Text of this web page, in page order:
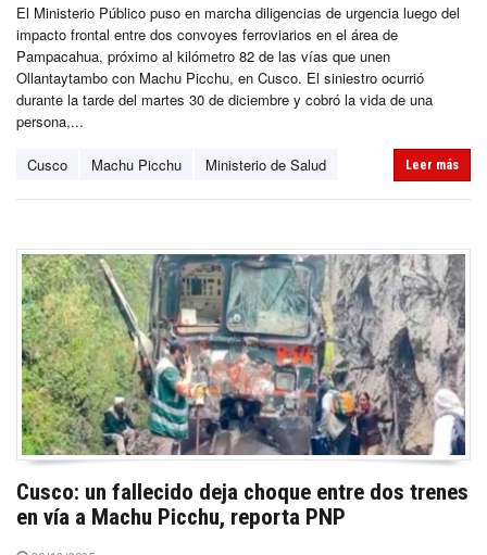
El Ministerio Público puso en marcha diligencias de urgencia luego del
impacto frontal entre dos convoyes ferroviarios en el área de
Pampacahua, próximo al kilómetro 82 de las vías que unen
Ollantaytambo con Machu Picchu, en Cusco. El siniestro ocurrió
durante la tarde del martes 30 de diciembre y cobró la vida de una
persona,...
Cusco Machu Picchu Ministerio de Salud Leer más
Cusco: un fallecido deja choque entre dos trenes
en vía a Machu Picchu, reporta PNP